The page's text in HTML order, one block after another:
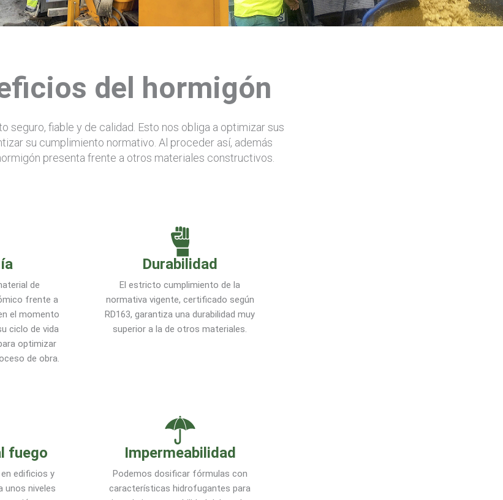
del hormigón
fiable y de calidad. Esto nos obliga a optimizar sus
su cumplimiento normativo. Al proceder así, además
presenta frente a otros materiales constructivos.
de
frente a
el momento
ciclo de vida
optimizar
de obra.
Durabilidad
El estricto cumplimiento de la
normativa vigente, certificado según
RD163, garantiza una durabilidad muy
superior a la de otros materiales.
fuego
edificios y
unos niveles
Impermeabilidad
Podemos dosificar fórmulas con
características hidrofugantes para